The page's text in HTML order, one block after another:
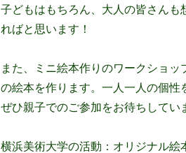
子どもはもちろん、大人の皆さん
ればと思います！
また、ミニ絵本作りのワークショ
の絵本を作ります。 一人一人の個性
ぜひ親子でのご参加をお待ちしてい
横浜美術大学の活動： オリジナル絵